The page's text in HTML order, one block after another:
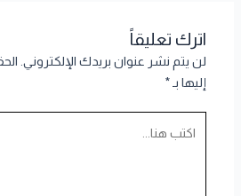
اترك تعليقاً
لن يتم نشر عنوان بريدك الإلكتروني.
إليها بـ*